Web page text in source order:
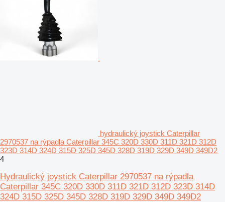
hydraulický joystick Caterpillar
2970537 na rýpadla Caterpillar 345C 320D 330D 311D 321D 312D
323D 314D 324D 315D 325D 345D 328D 319D 329D 349D 349D2
4
Hydraulický joystick Caterpillar 2970537 na rýpadla
Caterpillar 345C 320D 330D 311D 321D 312D 323D 314D
324D 315D 325D 345D 328D 319D 329D 349D 349D2